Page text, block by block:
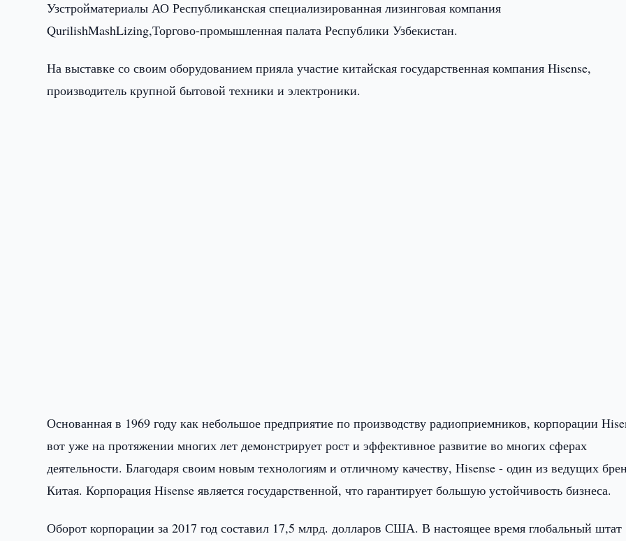
Узстройматериалы АО Республиканская специализированная лизинговая компания
QurilishMashLizing,Торгово-промышленная палата Республики Узбекистан.
На выставке со своим оборудованием прияла участие китайская государственная компания Hisense,
производитель крупной бытовой техники и электроники.
Основанная в 1969 году как небольшое предприятие по производству радиоприемников, корпорации
вот уже на протяжении многих лет демонстрирует рост и эффективное развитие во многих сферах
деятельности. Благодаря своим новым технологиям и отличному качеству, Hisense - один из ведущих
Китая. Корпорация Hisense является государственной, что гарантирует большую устойчивость бизнеса.
Оборот корпорации за 2017 год составил 17,5 млрд. долларов США. В настоящее время глобальный штат